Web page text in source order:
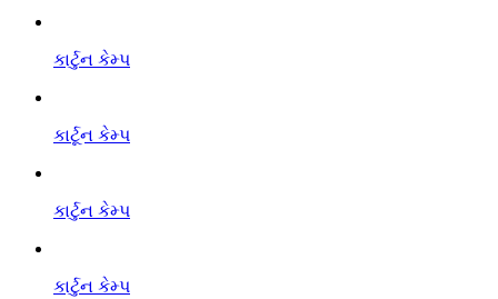
કાર્ટુન કેમ્પ
કાર્ટૂન કેમ્પ
કાર્ટુન કેમ્પ
કાર્ટુન કેમ્પ